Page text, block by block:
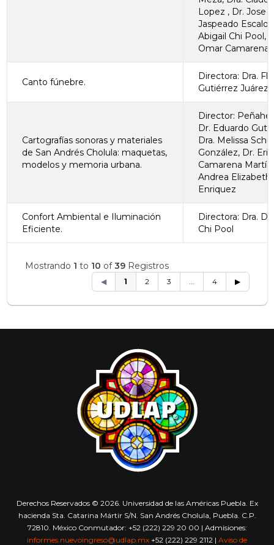
Lopez , Dr. Jose
Jaspeado
Abigail Chi Pool,
Omar Camarena
Canto fúnebre.
Directora: Dra.
Gutiérrez Juárez
Cartografías sonoras y materiales
de San Andrés Cholula: maquetas,
modelos y memoria urbana.
Director:
Dr. Eduardo
Dra. Melissa
González, Dr.
Camarena
Andrea Elizabeth
Enriquez
Confort Ambiental e Iluminación
Eficiente.
Directora: Dra.
Chi Pool
Mostrando 1 to 10 of 39 Registros
◀ 1 2 3 4 ▶
Derechos Reservados © 2026. Universidad de las Américas Puebla. Ex
hacienda Sta. Catarina Mártir S/N. San Andrés Cholula, Puebla. C.P.
72810. México Conmutador: +52 (222) 229 20 00 | Admisiones:
informes.nuevoingreso@udlap.mx +52 (222) 229 2112 | Aviso de